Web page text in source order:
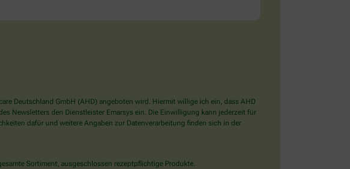
Deutschland GmbH (AHD) angeboten wird. Hiermit willige ich ein, dass AHD
Newsletters den Dienstleister Emarsys ein. Die Einwilligung kann jederzeit für
dafür und weitere Angaben zur Datenverarbeitung finden sich in der
Sortiment, ausgeschlossen rezeptpflichtige Produkte.